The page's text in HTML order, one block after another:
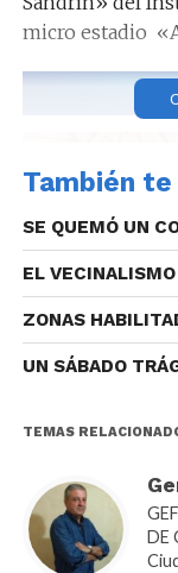
micro estadio
También
SE QUEMÓ UN
EL
ZONAS
UN SÁBADO
TEMAS
DE